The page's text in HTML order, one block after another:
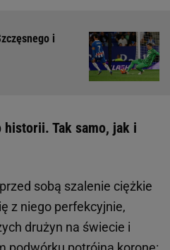
i
Tak samo, jak i
sobą szalenie ciężkie
z niego perfekcyjnie,
drużyn na świecie i